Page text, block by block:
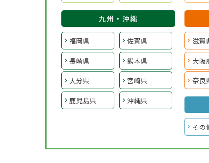
九州・沖縄
福岡県 佐賀県
長崎県 熊本県
大分県 宮崎県
鹿児島県 沖縄県
滋賀
大阪
奈良
その